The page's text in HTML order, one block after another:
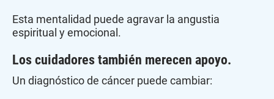
Esta mentalidad puede agravar la angustia
espiritual y emocional.
Los cuidadores también merecen apoyo.
Un diagnóstico de cáncer puede cambiar: